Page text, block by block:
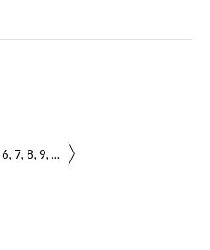
6 7 8 9 ...